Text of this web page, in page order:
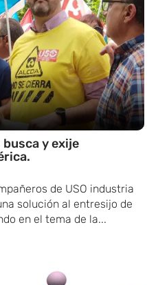
y exije
de USO industria
solución al entresijo de
en el tema de la...